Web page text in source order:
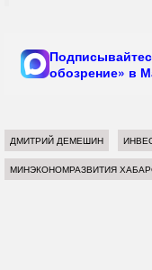
обозрение» в
ДМИТРИЙ ДЕМЕШИН
МИНЭКОНОМРАЗВИТИЯ